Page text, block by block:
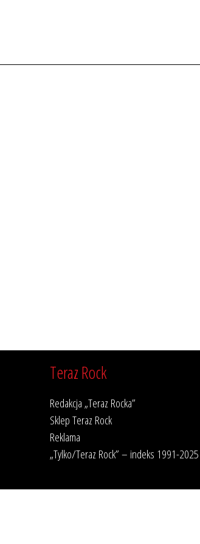
Teraz Rock
Redakcja „Teraz Rocka”
Sklep Teraz Rock
Reklama
„Tylko/Teraz Rock” – indeks 1991-2025